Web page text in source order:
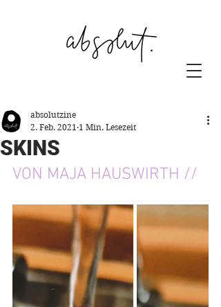
SKINS
absolutzine
2. Feb. 2021 1 Min. Lesezeit
VON MAJA HAUSWIRTH //